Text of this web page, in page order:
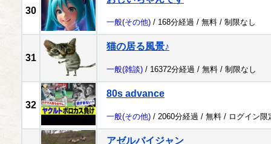
30
一般(その他) / 168分経過 / 無料 / 制限なし
31
猫の居る風景♪
一般(雑談) / 16372分経過 / 無料 / 制限なし
32
80s advance
一般(その他) / 2060分経過 / 無料 / ログイン限
アゼルバイジャン